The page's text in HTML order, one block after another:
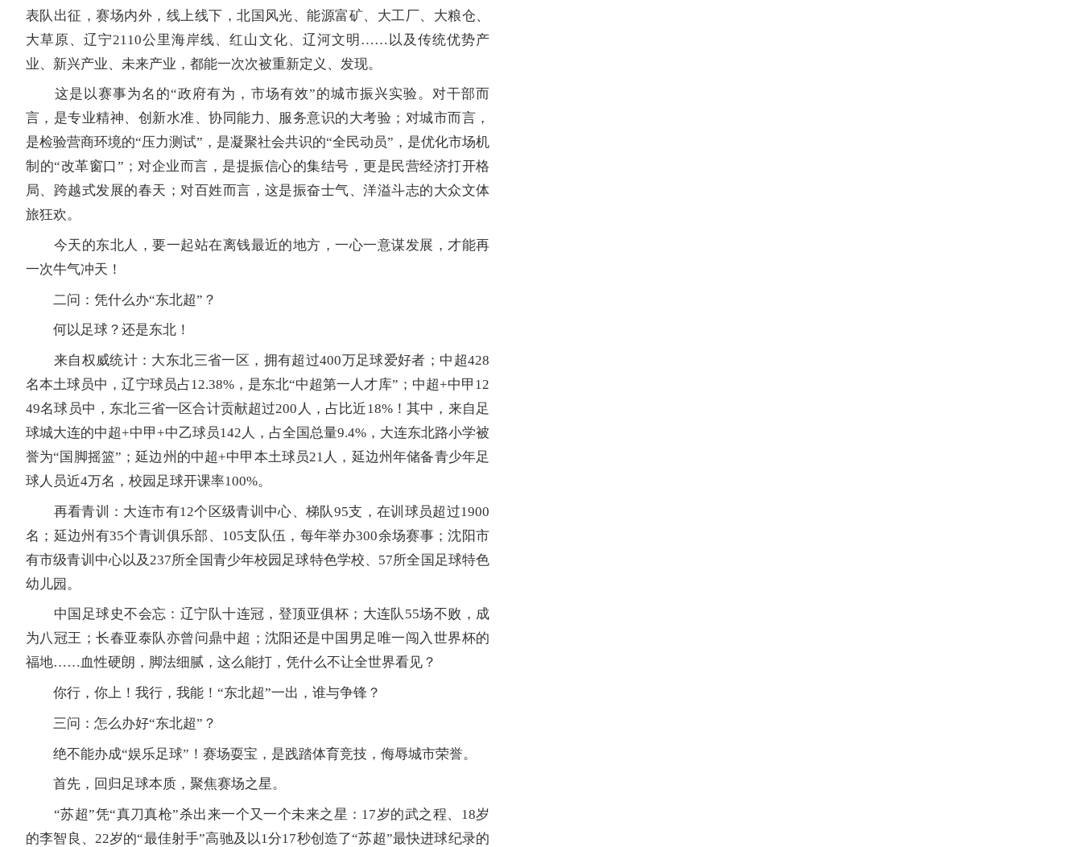
表队出征，赛场内外，线上线下，北国风光、能源富矿、大工厂、大粮仓、
大草原、辽宁2110公里海岸线、红山文化、辽河文明……以及传统优势产
业、新兴产业、未来产业，都能一次次被重新定义、发现。
这是以赛事为名的“政府有为，市场有效”的城市振兴实验。对干部而
言，是专业精神、创新水准、协同能力、服务意识的大考验；对城市而言，
是检验营商环境的“压力测试”，是凝聚社会共识的“全民动员”，是优化市场机
制的“改革窗口”；对企业而言，是提振信心的集结号，更是民营经济打开格
局、跨越式发展的春天；对百姓而言，这是振奋士气、洋溢斗志的大众文体
旅狂欢。
今天的东北人，要一起站在离钱最近的地方，一心一意谋发展，才能再
一次牛气冲天！
二问：凭什么办“东北超”？
何以足球？还是东北！
来自权威统计：大东北三省一区，拥有超过400万足球爱好者；中超428
名本土球员中，辽宁球员占12.38%，是东北“中超第一人才库”；中超+中甲12
49名球员中，东北三省一区合计贡献超过200人，占比近18%！其中，来自足
球城大连的中超+中甲+中乙球员142人，占全国总量9.4%，大连东北路小学被
誉为“国脚摇篮”；延边州的中超+中甲本土球员21人，延边州年储备青少年足
球人员近4万名，校园足球开课率100%。
再看青训：大连市有12个区级青训中心、梯队95支，在训球员超过1900
名；延边州有35个青训俱乐部、105支队伍，每年举办300余场赛事；沈阳市
有市级青训中心以及237所全国青少年校园足球特色学校、57所全国足球特色
幼儿园。
中国足球史不会忘：辽宁队十连冠，登顶亚俱杯；大连队55场不败，成
为八冠王；长春亚泰队亦曾问鼎中超；沈阳还是中国男足唯一闯入世界杯的
福地……血性硬朗，脚法细腻，这么能打，凭什么不让全世界看见？
你行，你上！我行，我能！“东北超”一出，谁与争锋？
三问：怎么办好“东北超”？
绝不能办成“娱乐足球”！赛场耍宝，是践踏体育竞技，侮辱城市荣誉。
首先，回归足球本质，聚焦赛场之星。
“苏超”凭“真刀真枪”杀出来一个又一个未来之星：17岁的武之程、18岁
的李智良、22岁的“最佳射手”高驰及以1分17秒创造了“苏超”最快进球纪录的